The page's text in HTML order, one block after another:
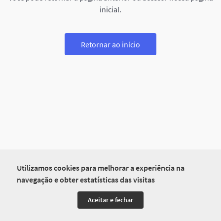
Utilizamos cookies para melhorar a experiência na
navegação e obter estatísticas das visitas
Aceitar e fechar
inicial.
Retornar ao início